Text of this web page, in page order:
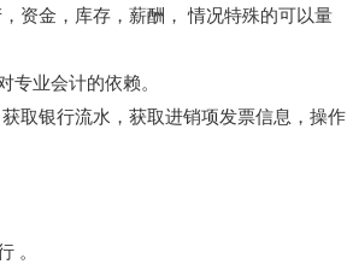
资金，库存，薪酬， 情况特殊的可以量
业会计的依赖。
取银行流水，获取进销项发票信息，操作
。